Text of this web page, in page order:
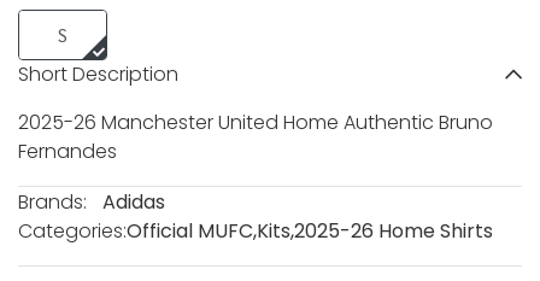
S
Short Description
2025-26 Manchester United Home Authentic Bruno
Fernandes
Brands:
Adidas
Categories:Official MUFC,Kits,2025-26 Home Shirts